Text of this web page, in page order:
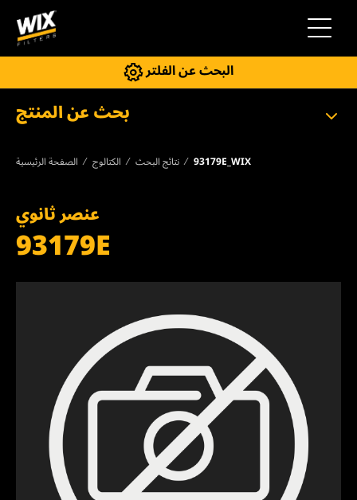
التنقل
البحث عن الفلتر
بحث عن المنتج
الصفحة الرئيسية الكتالوج نتائج البحث 93179E_WIX
عنصر ثانوي
93179E